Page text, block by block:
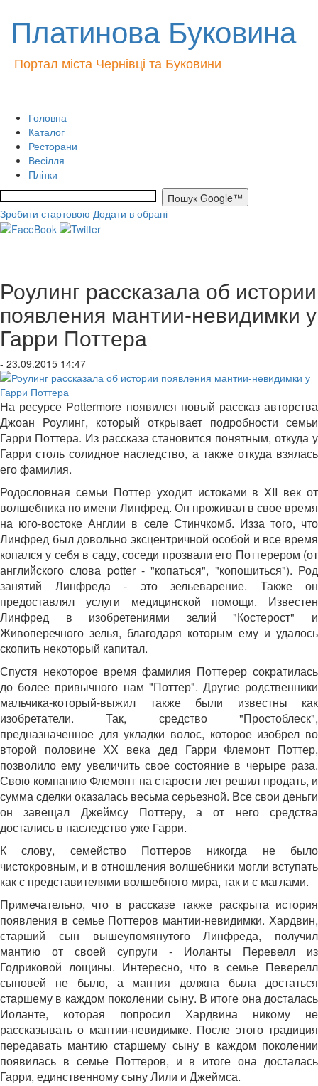
Платинова Буковина
Портал міста Чернівці та Буковини
Головна
Каталог
Ресторани
Весілля
Плітки
Зробити стартовою Додати в обрані
Роулинг рассказала об истории
появления мантии-невидимки у
Гарри Поттера
- 23.09.2015 14:47
На ресурсе Pottermore появился новый рассказ авторства
Джоан Роулинг, который открывает подробности семьи
Гарри Поттера. Из рассказа становится понятным, откуда у
Гарри столь солидное наследство, а также откуда взялась
его фамилия.
Родословная семьи Поттер уходит истоками в XII век от
волшебника по имени Линфред. Он проживал в свое время
на юго-востоке Англии в селе Стинчкомб. Изза того, что
Линфред был довольно эксцентричной особой и все время
копался у себя в саду, соседи прозвали его Поттерером (от
английского слова potter - "копаться", "копошиться"). Род
занятий Линфреда - это зельеварение. Также он
предоставлял услуги медицинской помощи. Известен
Линфред в изобретениями зелий "Костерост" и
Живоперечного зелья, благодаря которым ему и удалось
скопить некоторый капитал.
Спустя некоторое время фамилия Поттерер сократилась
до более привычного нам "Поттер". Другие родственники
мальчика-который-выжил также были известны как
изобретатели. Так, средство "Простоблеск",
предназначенное для укладки волос, которое изобрел во
второй половине XX века дед Гарри Флемонт Поттер,
позволило ему увеличить свое состояние в черыре раза.
Свою компанию Флемонт на старости лет решил продать, и
сумма сделки оказалась весьма серьезной. Все свои деньги
он завещал Джеймсу Поттеру, а от него средства
достались в наследство уже Гарри.
К слову, семейство Поттеров никогда не было
чистокровным, и в отношления волшебники могли вступать
как с представителями волшебного мира, так и с маглами.
Примечательно, что в рассказе также раскрыта история
появления в семье Поттеров мантии-невидимки. Хардвин,
старший сын вышеупомянутого Линфреда, получил
мантию от своей супруги - Иоланты Перевелл из
Годриковой лощины. Интересно, что в семье Певерелл
сыновей не было, а мантия должна была достаться
старшему в каждом поколении сыну. В итоге она досталась
Иоланте, которая попросил Хардвина никому не
рассказывать о мантии-невидимке. После этого традиция
передавать мантию старшему сыну в каждом поколении
появилась в семье Поттеров, и в итоге она досталась
Гарри, единственному сыну Лили и Джеймса.